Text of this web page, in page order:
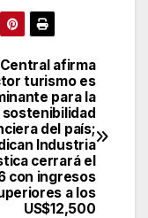
afirma
turismo es
para la
sostenibilidad
del país;
Industria
cerrará el
con ingresos
a los
US$12,500